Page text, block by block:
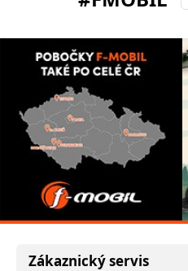
Zákaznický servis